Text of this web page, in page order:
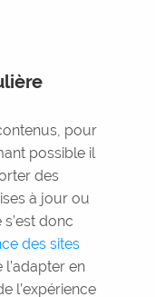
pour
possible il
des
à jour ou
donc
des sites
l’adapter en
l’expérience